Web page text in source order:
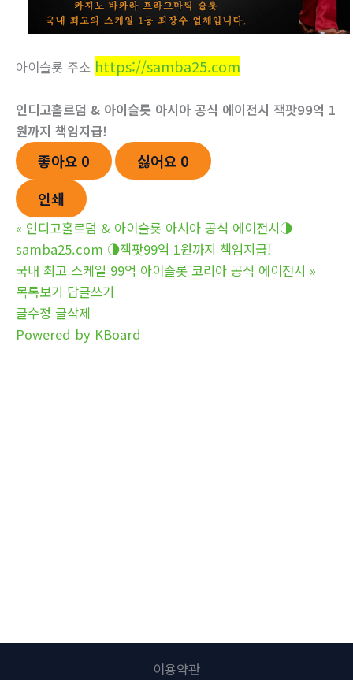
아이슬룟 주소 https://samba25.com
인디­고홀르덤 & 아이슬룟 아시아 공식 에이전시 잭­팟99억 1
원까지 책임지급!
좋아요 0 싫어요 0
인쇄
« 인디­고홀르덤 & 아이슬룟 아시아 공식 에이전시◑
samba25.com ◑잭­팟99억 1원까지 책임지급!
국내 최고 스케일 99억 아이슬롯 코리아 공식 에이전시 »
목록보기 답글쓰기
글수정 글삭제
Powered by KBoard
이용약관